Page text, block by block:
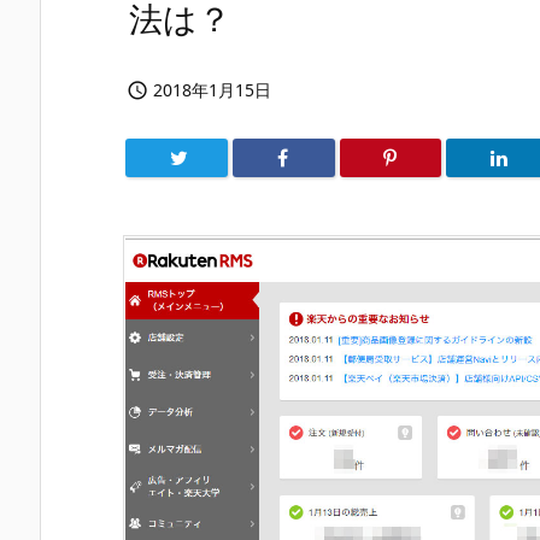
法は？
 2018年1月15日